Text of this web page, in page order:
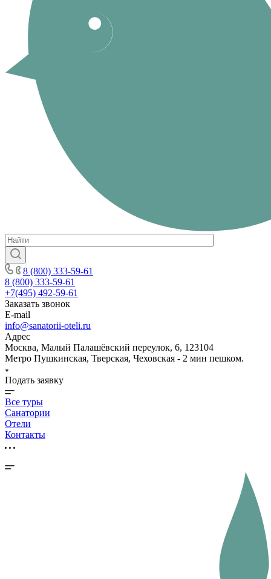
8 (800) 333-59-61
8 (800) 333-59-61
+7(495) 492-59-61
Заказать звонок
E-mail
info@sanatorii-oteli.ru
Адрес
Москва, Малый Палашёвский переулок, 6, 123104
Метро Пушкинская, Тверская, Чеховская - 2 мин пешком.
Подать заявку
Все туры
Санатории
Отели
Контакты